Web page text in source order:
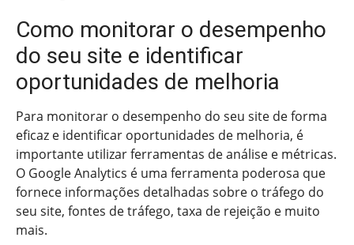
Como monitorar o desempenho
do seu site e identificar
oportunidades de melhoria
Para monitorar o desempenho do seu site de forma
eficaz e identificar oportunidades de melhoria, é
importante utilizar ferramentas de análise e métricas.
O Google Analytics é uma ferramenta poderosa que
fornece informações detalhadas sobre o tráfego do
seu site, fontes de tráfego, taxa de rejeição e muito
mais.